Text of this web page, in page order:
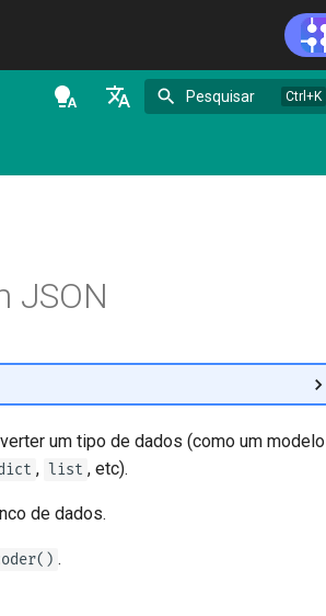
hi - हिन्दी
ru - русский язык
tr - Türkçe
Pesquisar
JSON
um tipo de dados (como um modelo
, list , etc).
de dados.
.